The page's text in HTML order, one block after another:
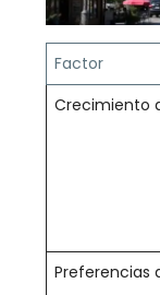
Factor
Crecimiento
Preferencias